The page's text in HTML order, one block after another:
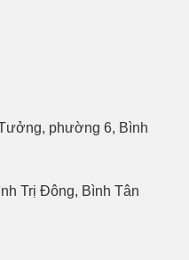
phường 6, Bình
Trị Đông, Bình Tân